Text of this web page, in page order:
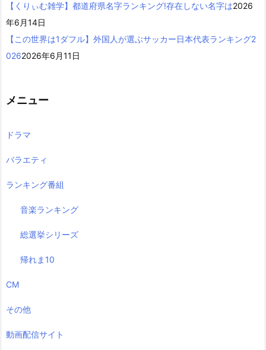
【くりぃむ雑学】都道府県名字ランキング!存在しない名字は2026
年6月14日
【この世界は1ダフル】外国人が選ぶサッカー日本代表ランキング2
0262026年6月11日
メニュー
ドラマ
バラエティ
ランキング番組
音楽ランキング
総選挙シリーズ
帰れま10
CM
その他
動画配信サイト